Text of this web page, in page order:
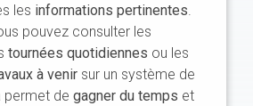
les informations pertinentes.
pouvez consulter les
tournées quotidiennes ou les
à venir sur un système de
permet de gagner du temps et